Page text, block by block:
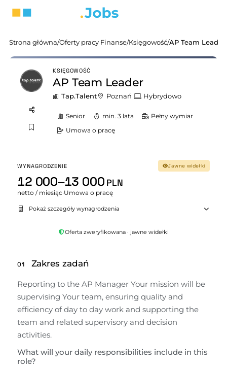
Strona główna/Oferty pracy Finanse/Księgowość/AP Team Leader
KSIĘGOWOŚĆ
AP Team Leader
Tap.Talent Poznań Hybrydowo
Senior min. 3 lata
Pełny wymiar
Umowa o pracę
WYNAGRODZENIE Jawne widełki
12 000–13 000 PLN
netto / miesiąc·Umowa o pracę
Pokaż szczegóły wynagrodzenia
Oferta zweryfikowana · jawne widełki
01 Zakres zadań
Reporting to the AP Manager Your mission will be
supervising Your team, ensuring quality and
efficiency of day to day work and supporting the
team and related supervisory and decision
activities.
What will your daily responsibilities include in this
role?